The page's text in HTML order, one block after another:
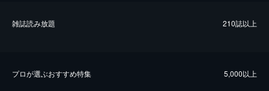
雑誌読み放題 210誌以上
プロが選ぶおすすめ特集 5,000以上